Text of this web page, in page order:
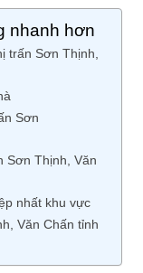
nhanh hơn
trấn Sơn Thịnh,
Sơn
Sơn Thịnh, Văn
nhất khu vực
Văn Chấn tỉnh